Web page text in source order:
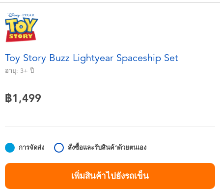
ปาร์ตี้
อุปกรณ์แต่งตัวและการสวมบทบาท
ของเล่นนุ่มนิ่ม
ไอเทมฤดูร้อน
แบตเตอรี่
Nintendo Switch
Marvel มาร์เวล
Hot Wheels ฮ็อตวีลส์
Toy Story Buzz Lightyear Spaceship Set
อายุ: 3+ ปี
฿1,499
การจัดส่ง สั่งซื้อและรับสินค้าด้วยตนเอง
เพิ่มสินค้าไปยังรถเข็น